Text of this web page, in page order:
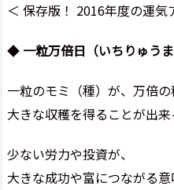
＜ 保存版！ 2016年度の運
◆ 一粒万倍日（いちりゅうま
一粒のモミ（種）が、万倍の
大きな収穫を得ることが出来
少ない労力や投資が、
大きな成功や富につながる意